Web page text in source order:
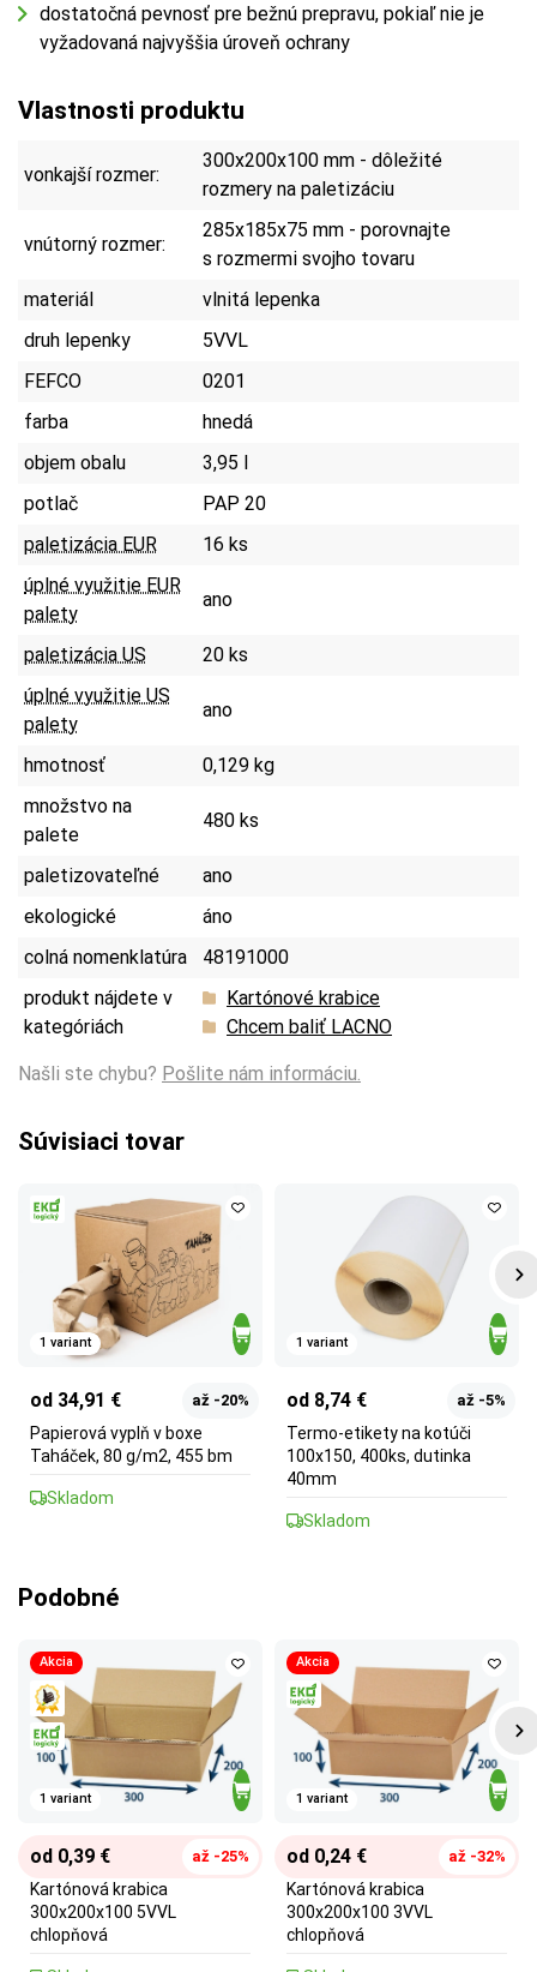
dostatočná pevnosť pre bežnú prepravu, pokiaľ nie je
vyžadovaná najvyššia úroveň ochrany
Vlastnosti produktu
vonkajší rozmer:
300x200x100 mm - dôležité
rozmery na paletizáciu
vnútorný rozmer:
285x185x75 mm - porovnajte
s rozmermi svojho tovaru
materiál
vlnitá lepenka
druh lepenky
5VVL
FEFCO
0201
farba
hnedá
objem obalu
3,95 l
potlač
PAP 20
paletizácia EUR
16 ks
úplné využitie EUR
palety
ano
paletizácia US
20 ks
úplné využitie US
palety
ano
hmotnosť
0,129 kg
množstvo na
palete
480 ks
paletizovateľné
ano
ekologické
áno
colná nomenklatúra
48191000
produkt nájdete v
kategóriách
Kartónové krabice
Chcem baliť LACNO
Našli ste chybu? Pošlite nám informáciu.
Súvisiaci tovar
1 variant
od 34,91 € až -20%
Papierová vyplň v boxe
Taháček, 80 g/m2, 455 bm
Skladom
1 variant
od 8,74 € až -5%
Termo-etikety na kotúči
100x150, 400ks, dutinka
40mm
Skladom
Podobné
Akcia
1 variant
od 0,39 € až -25%
Kartónová krabica
300x200x100 5VVL
chlopňová
Akcia
1 variant
od 0,24 € až -32%
Kartónová krabica
300x200x100 3VVL
chlopňová